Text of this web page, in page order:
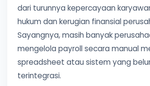
dari turunnya kepercayaan
hukum dan kerugian finansial
Sayangnya, masih banyak
mengelola payroll secara manual
spreadsheet atau sistem yang
terintegrasi.